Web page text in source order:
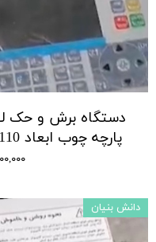
دستگاه برش و حک
پارچه چوب ابعاد 110 در 90 برند FARDSANAT
دانش بنیان